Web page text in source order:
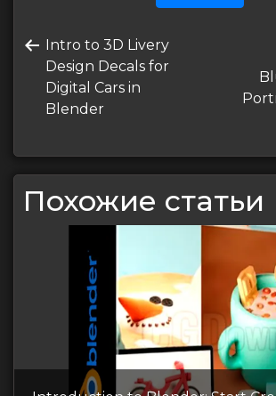
по
записям
Предыдущая
запись
Intro to 3D Livery
Design Decals for
Digital Cars in
Blender
Похожие статьи